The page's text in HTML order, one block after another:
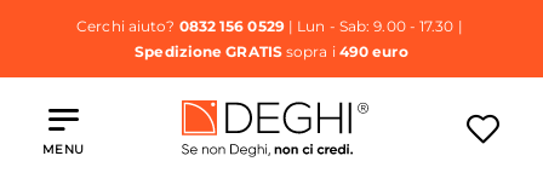
Cerchi aiuto? 0832 156 0529| Lun - Sab: 9.00 - 17.30 |
Spedizione GRATISsopra i 490 euro
MENU